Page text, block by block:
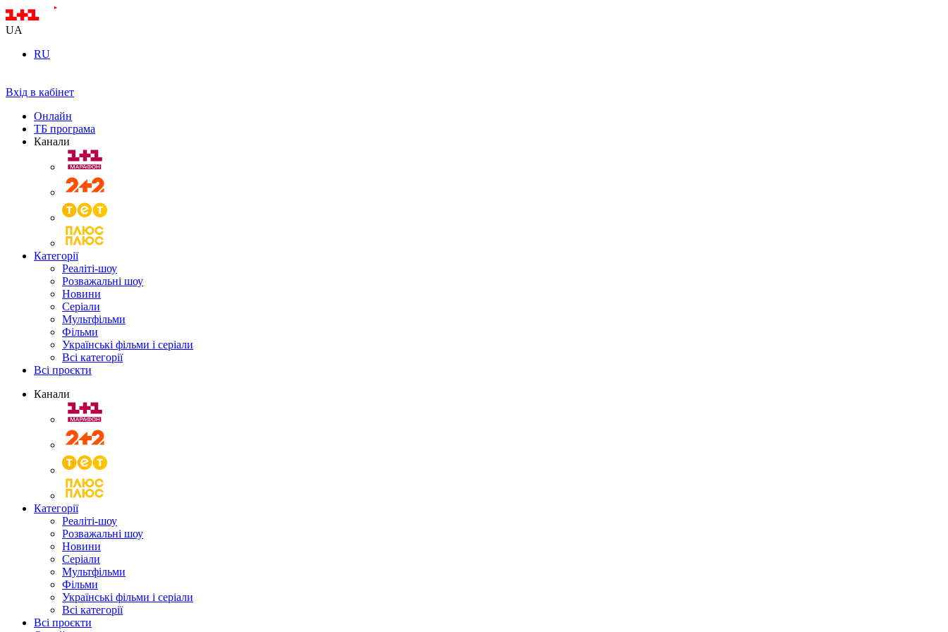
UA
RU
Вхід в кабінет
Онлайн
ТБ програма
Канали
Категорії
Реаліті-шоу
Розважальні шоу
Новини
Серіали
Мультфільми
Фільми
Українські фільми і серіали
Всі категорії
Всі проєкти
Канали
Категорії
Реаліті-шоу
Розважальні шоу
Новини
Серіали
Мультфільми
Фільми
Українські фільми і серіали
Всі категорії
Всі проєкти